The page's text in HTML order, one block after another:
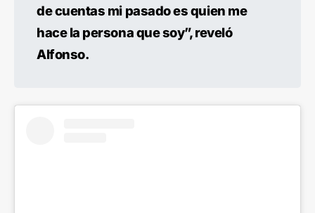
de cuentas mi pasado es quien me
hace la persona que soy”, reveló
Alfonso.